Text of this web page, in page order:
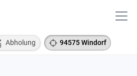
Abholung 94575 Windorf